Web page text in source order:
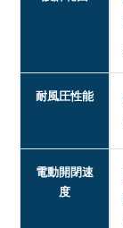
耐風圧性能
電動開閉速
度